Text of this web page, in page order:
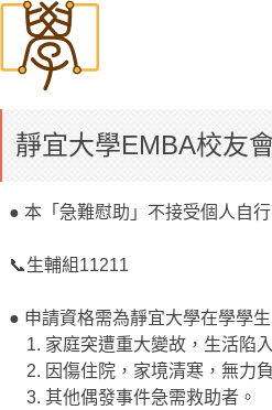
靜宜大學EMBA校友
● 本「急難慰助」不接受個人自
📞生輔組11211
● 申請資格需為靜宜大學在學學
1. 家庭突遭重大變故，生活陷
2. 因傷住院，家境清寒，無力
3. 其他偶發事件急需救助者。